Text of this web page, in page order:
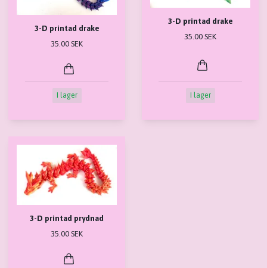
3-D printad drake
35.00 SEK
I lager
3-D printad drake
35.00 SEK
I lager
3-D printad prydnad
35.00 SEK